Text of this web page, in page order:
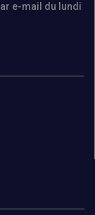
e-mail du lundi